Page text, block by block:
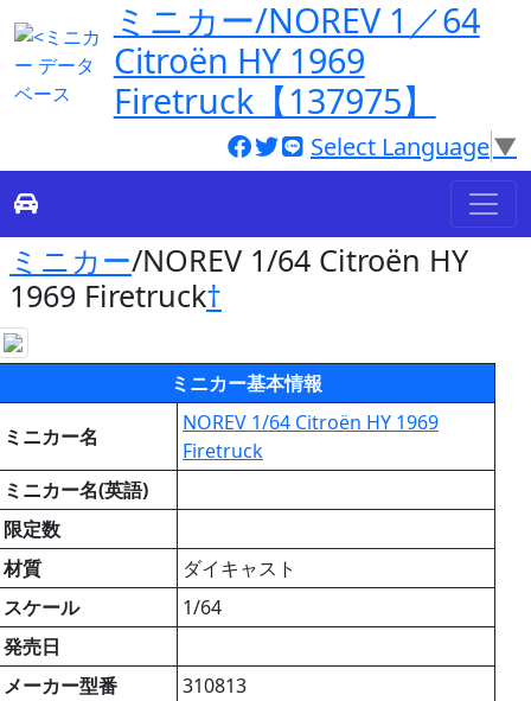
ミニカー/NOREV 1／64
Citroën HY 1969
Firetruck【137975】
Select Language▼
ミニカー/NOREV 1/64 Citroën HY
1969 Firetruck†
ミニカー基本情報
ミニカー名
NOREV 1/64 Citroën HY 1969
Firetruck
ミニカー名(英語)
限定数
材質
ダイキャスト
スケール
1/64
発売日
メーカー型番
310813